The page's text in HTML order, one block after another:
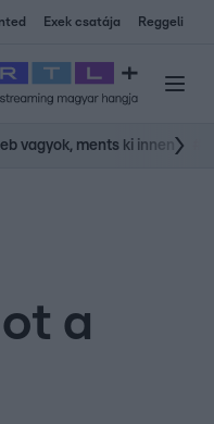
Exek csatája Reggeli
vagyok, ments ki innen
a